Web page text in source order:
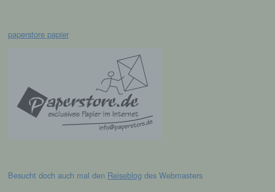
paperstore papier
Besucht doch auch mal den Reiseblog des Webmasters
betroffenen Person zugeordnet werden
Informationen gesondert aufbewahrt werden
und technischen und organisatorischen
Maßnahmen unterliegen, die gewährleisten,
dass die personenbezogenen Daten nicht
einer identifizierten oder identifizierbaren
natürlichen Person zugewiesen werden.